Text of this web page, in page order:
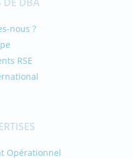
nous ?
RSE
Opérationnel